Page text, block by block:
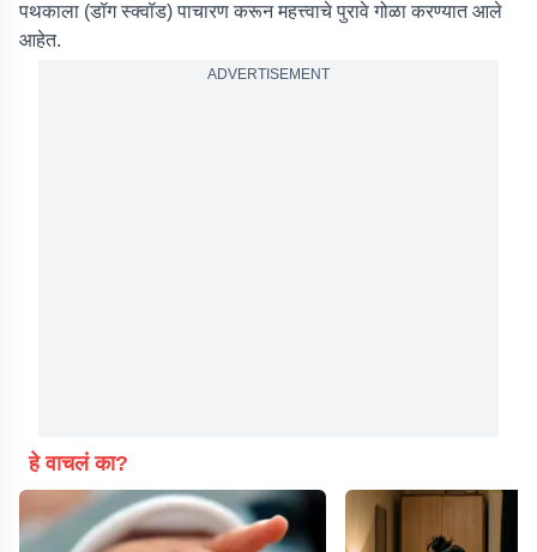
पथकाला (डॉग स्क्वॉड) पाचारण करून महत्त्वाचे पुरावे गोळा करण्यात आले
आहेत.
ADVERTISEMENT
हे वाचलं का?